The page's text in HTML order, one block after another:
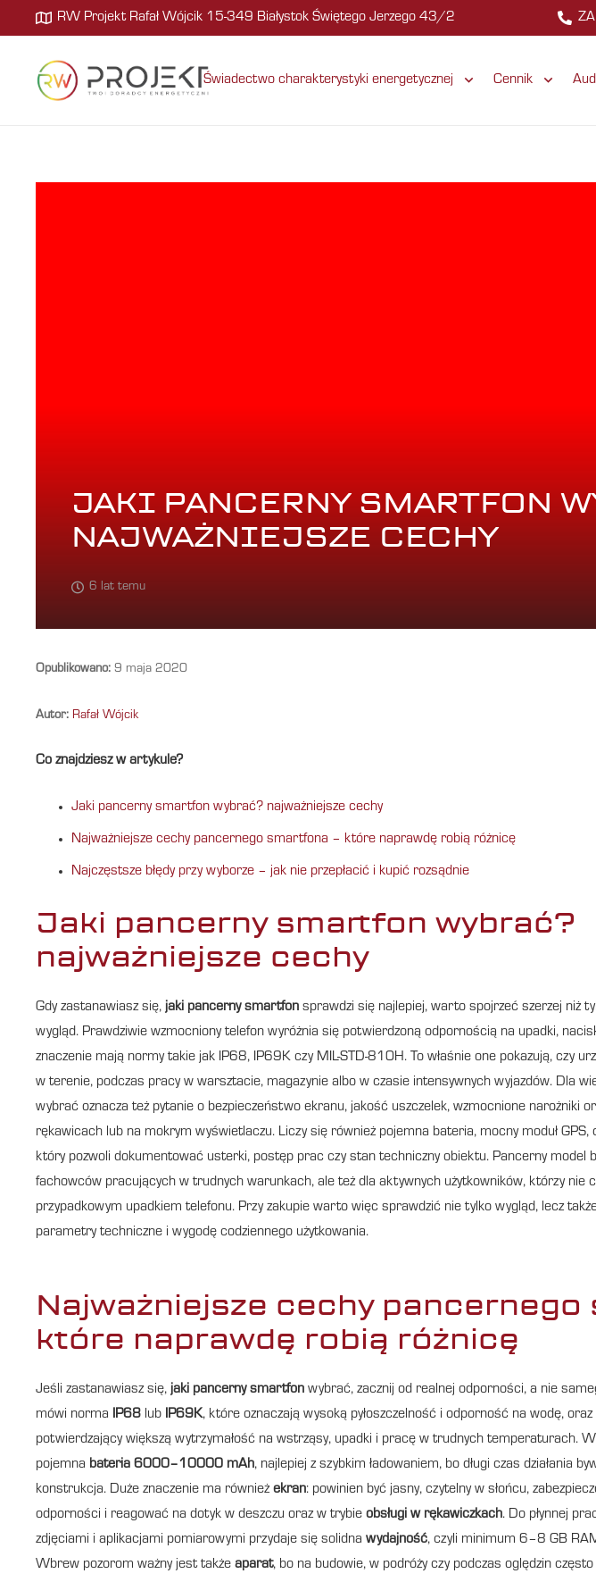
RW Projekt Rafał Wójcik 15-349 Białystok Świętego Jerzego 43/2
Świadectwo charakterystyki energetycznej Cennik
JAKI PANCERNY SMARTFON
NAJWAŻNIEJSZE CECHY
6 lat temu
Opublikowano: 9 maja 2020
Autor: Rafał Wójcik
Co znajdziesz w artykule?
Jaki pancerny smartfon wybrać? najważniejsze cechy
Najważniejsze cechy pancernego smartfona – które naprawdę robią różnicę
Najczęstsze błędy przy wyborze – jak nie przepłacić i kupić rozsądnie
Jaki pancerny smartfon wybrać?
najważniejsze cechy
Gdy zastanawiasz się, jaki pancerny smartfon sprawdzi się najlepiej, warto spojrzeć szerzej niż
wygląd. Prawdziwie wzmocniony telefon wyróżnia się potwierdzoną odpornością na upadki,
znaczenie mają normy takie jak IP68, IP69K czy MIL-STD-810H. To właśnie one pokazują, czy
w terenie, podczas pracy w warsztacie, magazynie albo w czasie intensywnych wyjazdów. Dla
wybrać oznacza też pytanie o bezpieczeństwo ekranu, jakość uszczelek, wzmocnione narożniki
rękawicach lub na mokrym wyświetlaczu. Liczy się również pojemna bateria, mocny moduł GPS,
który pozwoli dokumentować usterki, postęp prac czy stan techniczny obiektu. Pancerny model
fachowców pracujących w trudnych warunkach, ale też dla aktywnych użytkowników, którzy nie
przypadkowym upadkiem telefonu. Przy zakupie warto więc sprawdzić nie tylko wygląd, lecz
parametry techniczne i wygodę codziennego użytkowania.
Najważniejsze cechy
które naprawdę robią różnicę
Jeśli zastanawiasz się, jaki pancerny smartfon wybrać, zacznij od realnej odporności, a nie
mówi norma IP68 lub IP69K, które oznaczają wysoką pyłoszczelność i odporność na wodę,
potwierdzający większą wytrzymałość na wstrząsy, upadki i pracę w trudnych temperaturach.
pojemna bateria 6000–10000 mAh, najlepiej z szybkim ładowaniem, bo długi czas działania
konstrukcja. Duże znaczenie ma również ekran: powinien być jasny, czytelny w słońcu,
odporności i reagować na dotyk w deszczu oraz w trybie obsługi w rękawiczkach. Do płynnej
zdjęciami i aplikacjami pomiarowymi przydaje się solidna wydajność, czyli minimum 6–8 GB
Wbrew pozorom ważny jest także aparat, bo na budowie, w podróży czy podczas oględzin